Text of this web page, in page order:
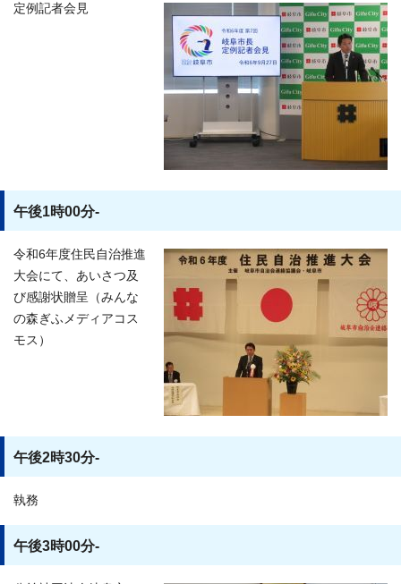
定例記者会見
午後1時00分-
令和6年度住民自治推進
大会にて、あいさつ及
び感謝状贈呈（みんな
の森ぎふメディアコス
モス）
午後2時30分-
執務
午後3時00分-